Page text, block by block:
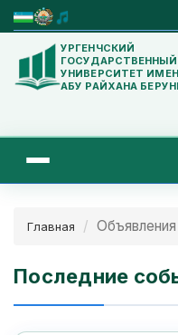
УРГЕНЧСКИЙ
ГОСУДАРСТВЕННЫЙ
УНИВЕРСИТЕТ
АБУ РАЙХАНА
Главная Объявления
Последние